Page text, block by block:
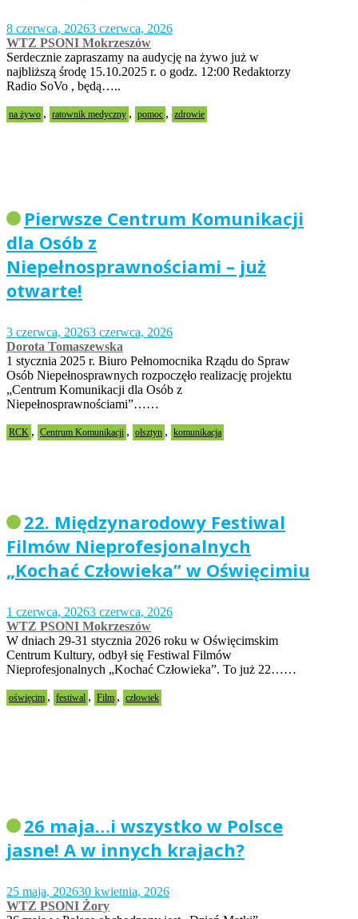
8 czerwca, 20263 czerwca, 2026
WTZ PSONI Mokrzeszów
Serdecznie zapraszamy na audycję na żywo już w
najbliższą środę 15.10.2025 r. o godz. 12:00 Redaktorzy
Radio SoVo , będą…..
na żywo , ratownik medyczny , pomoc , zdrowie
Pierwsze Centrum Komunikacji
dla Osób z
Niepełnosprawnościami – już
otwarte!
3 czerwca, 20263 czerwca, 2026
Dorota Tomaszewska
1 stycznia 2025 r. Biuro Pełnomocnika Rządu do Spraw
Osób Niepełnosprawnych rozpoczęło realizację projektu
„Centrum Komunikacji dla Osób z
Niepełnosprawnościami”……
RCK , Centrum Komunikacji , olsztyn , komunikacja
22. Międzynarodowy Festiwal
Filmów Nieprofesjonalnych
„Kochać Człowieka” w Oświęcimiu
1 czerwca, 20263 czerwca, 2026
WTZ PSONI Mokrzeszów
W dniach 29-31 stycznia 2026 roku w Oświęcimskim
Centrum Kultury, odbył się Festiwal Filmów
Nieprofesjonalnych „Kochać Człowieka”. To już 22……
oświęcim , festiwal , Film , człowiek
26 maja…i wszystko w Polsce
jasne! A w innych krajach?
25 maja, 202630 kwietnia, 2026
WTZ PSONI Żory